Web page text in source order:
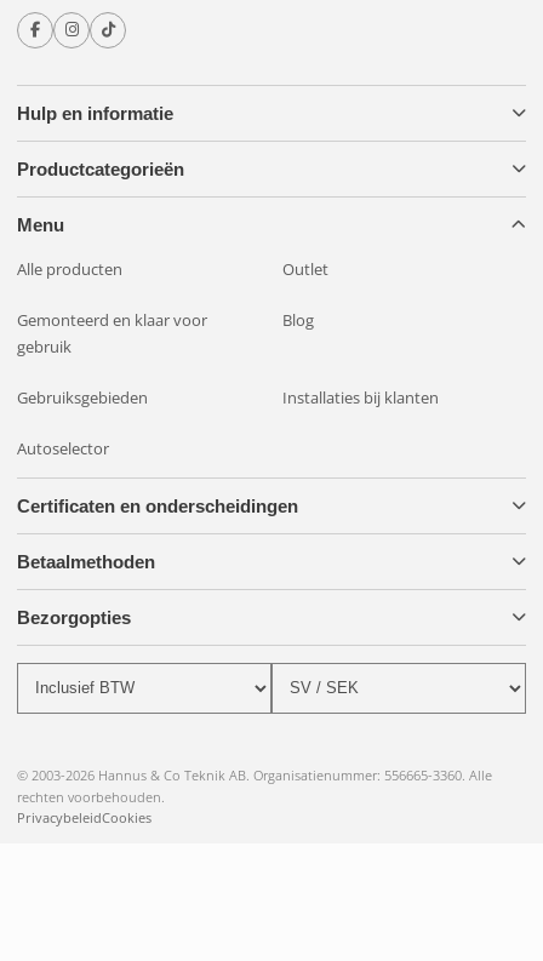
ambitie van de fabrikant.
Onze XK ballasten zijn duurder in aanschaf en daarom over
Hulp en informatie
Productcategorieën
Menu
Alle producten Outlet
Gemonteerd en klaar voor
gebruik
Blog
Gebruiksgebieden Installaties bij klanten
Autoselector
Certificaten en onderscheidingen
Betaalmethoden
Bezorgopties
© 2003-2026 Hannus & Co Teknik AB. Organisatienummer: 556665-3360. Alle
rechten voorbehouden.
PrivacybeleidCookies